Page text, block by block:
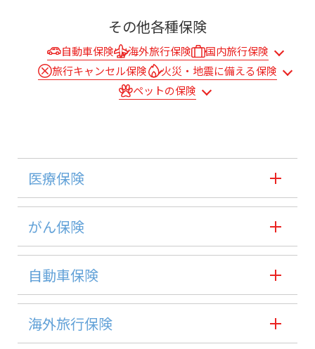
その他各種保険
自動車保険 海外旅行保険
国内旅行保険
旅行キャンセル保険
火災・地震に備える保険
ペットの保険
医療保険
がん保険
自動車保険
海外旅行保険